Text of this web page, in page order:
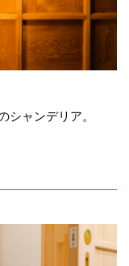
シャンデリア。